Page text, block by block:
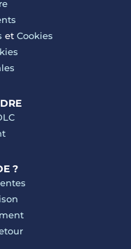
et Cookies
?